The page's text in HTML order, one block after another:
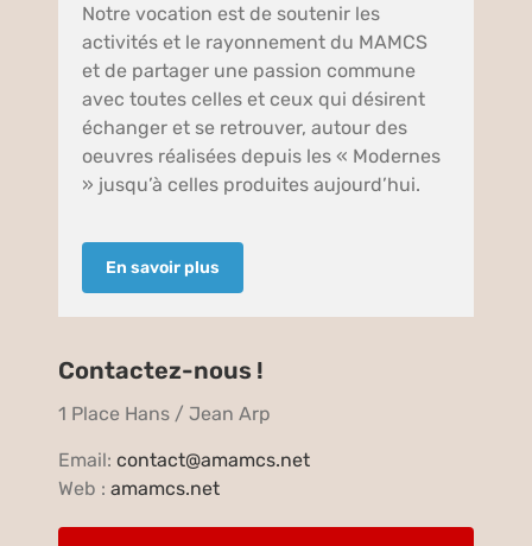
Notre vocation est de soutenir les
activités et le rayonnement du MAMCS
et de partager une passion commune
avec toutes celles et ceux qui désirent
échanger et se retrouver, autour des
oeuvres réalisées depuis les « Modernes
» jusqu’à celles produites aujourd’hui.
En savoir plus
Contactez-nous !
1 Place Hans / Jean Arp
Email:contact@amamcs.net
Web :amamcs.net